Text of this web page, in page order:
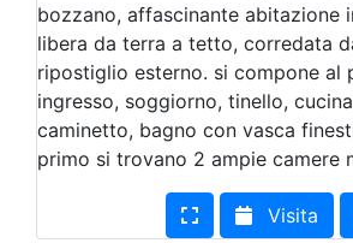
bozzano, affascinante abitazione
libera da terra a tetto, corredata
ripostiglio esterno. si compone al
ingresso, soggiorno, tinello,
caminetto, bagno con vasca
primo si trovano 2 ampie camere
Visita